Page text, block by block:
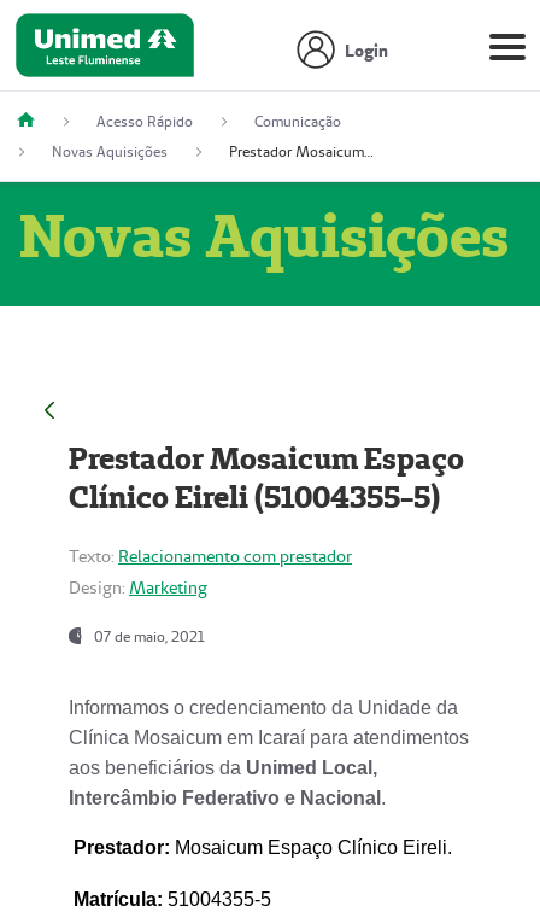
Login
Acesso Rápido
Comunicação
Novas Aquisições
Prestador Mosaicum Espaço Clínico Eireli (51004355-5)
Novas Aquisições
Prestador Mosaicum Espaço
Clínico Eireli (51004355-5)
Texto: Relacionamento com prestador
Design: Marketing
07 de maio, 2021
Informamos o credenciamento da Unidade da
Clínica Mosaicum em Icaraí para atendimentos
aos beneficiários da Unimed Local,
Intercâmbio Federativo e Nacional .
Prestador: Mosaicum Espaço Clínico Eireli.
Matrícula: 51004355-5